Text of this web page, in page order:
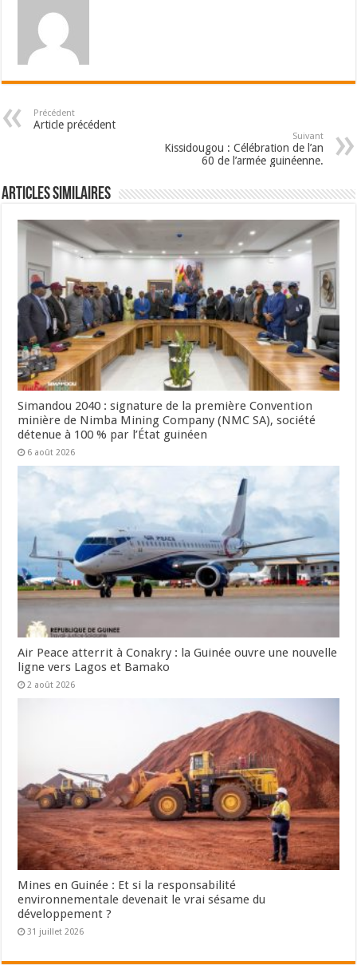
Précédent
Article précédent
Suivant
Kissidougou : Célébration de l’an
60 de l’armée guinéenne.
Articles Similaires
Simandou 2040 : signature de la première Convention
minière de Nimba Mining Company (NMC SA), société
détenue à 100 % par l’État guinéen
6 août 2026
Air Peace atterrit à Conakry : la Guinée ouvre une nouvelle
ligne vers Lagos et Bamako
2 août 2026
Mines en Guinée : Et si la responsabilité
environnementale devenait le vrai sésame du
développement ?
31 juillet 2026